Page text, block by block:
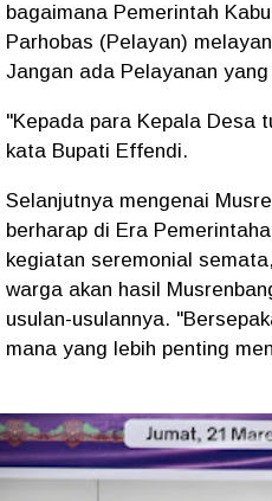
bagaimana Pemerintah
Parhobas (Pelayan)
Jangan ada Pelayanan
"Kepada para Kepala Desa
kata Bupati Effendi.
Selanjutnya mengenai
berharap di Era
kegiatan seremonial
warga akan hasil
usulan-usulannya.
mana yang lebih penting